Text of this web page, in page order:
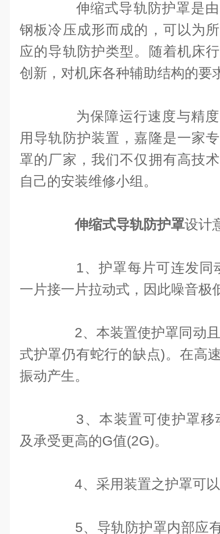
伸缩式导轨防护罩是由
钢板冷压成形而成的，可以为
应的导轨防护类型。随着机床
创新，对机床各种辅助结构的要
为保障运行速度与精度
用导轨防护装置，嘉隆是一家
罩的厂家，我们不仅拥有高技
自己的安装维修小组。
伸缩式导轨防护罩设计
1、护罩每片可连发同
一片接一片拉动式，因此噪音极
2、本装置使护罩同动且
式护罩仍有蛇行的缺点)。在高
振动产生。
3、本装置可使护罩移
及承受更高的G值(2G)。
4、采用装置之护罩可以
5、导轨防护罩内部应有